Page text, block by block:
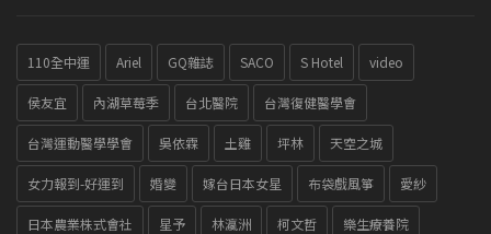
110全中運 Ariel GQ雜誌 SACO S Hotel video
侯友宜 內湖草莓季 台北醫院 台灣復健醫學會
台灣運動醫學學會 吳依霖 土雞 坪林 天空之城
女力報到-好運到 婚變 嫁台日本女星 布袋戲風箏 愛紗
日本農業株式會社 星予 林瀛洲 柯文哲 樂生療養院